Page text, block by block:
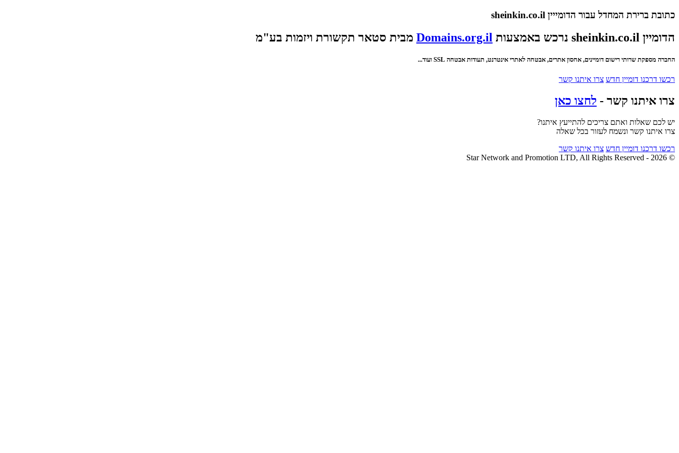
כתובת ברירת המחדל עבור הדומייין sheinkin.co.il
הדומיין sheinkin.co.il נרכש באמצעות Domains.org.il מבית סטאר תקשורת ויזמות בע"מ
החברה מספקת שרותי רישום דומיינים, אחסון אתרים, אבטחה לאתרי אינטרנט, תעודות אבטחה SSL ועוד...
רכשו דרכנו דומיין חדש צרו איתנו קשר
צרו איתנו קשר - לחצו כאן
יש לכם שאלות ואתם צריכים להתייעץ איתנו?
צרו איתנו קשר ונשמח לעזור בכל שאלה
רכשו דרכנו דומיין חדש צרו איתנו קשר
© 2026 - Star Network and Promotion LTD, All Rights Reserved